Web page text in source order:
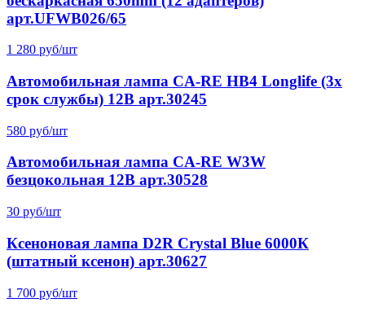
арт.UFWB026/65
1 280 руб/шт
Автомобильная лампа CA-RE HB4 Longlife (3x
срок службы) 12В арт.30245
580 руб/шт
Автомобильная лампа CA-RE W3W
безцокольная 12В арт.30528
30 руб/шт
Ксеноновая лампа D2R Crystal Blue 6000К
(штатный ксенон) арт.30627
1 700 руб/шт